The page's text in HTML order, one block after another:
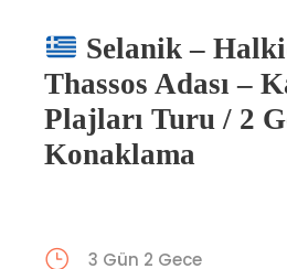
Selanik –
Thassos Adası –
Plajları Turu / 2
Konaklama
3 Gün 2 Gece